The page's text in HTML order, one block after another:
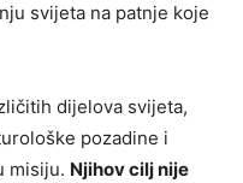
svijeta na patnje koje
dijelova svijeta,
pozadine i
misiju. Njihov cilj nije